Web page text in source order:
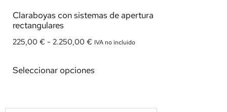
Claraboyas con sistemas de apertura
rectangulares
225,00 € - 2.250,00 € IVA no incluido
Seleccionar opciones